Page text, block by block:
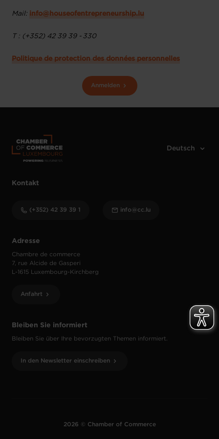
Mail: info@houseofentrepreneurship.lu
T : (+352) 42 39 39 - 330
Politique de protection des données personnelles
Anmelden
Bleiben Sie informiert
Bleiben Sie über Ihre bevorzugten Themen informiert.
In den Newsletter einschreiben
Adresse
Chambre de commerce
7, rue Alcide de Gasperi
L-1615 Luxembourg-Kirchberg
Anfahrt
Kontakt
(+352) 42 39 39 1 info@cc.lu
2026 © Chamber of Commerce